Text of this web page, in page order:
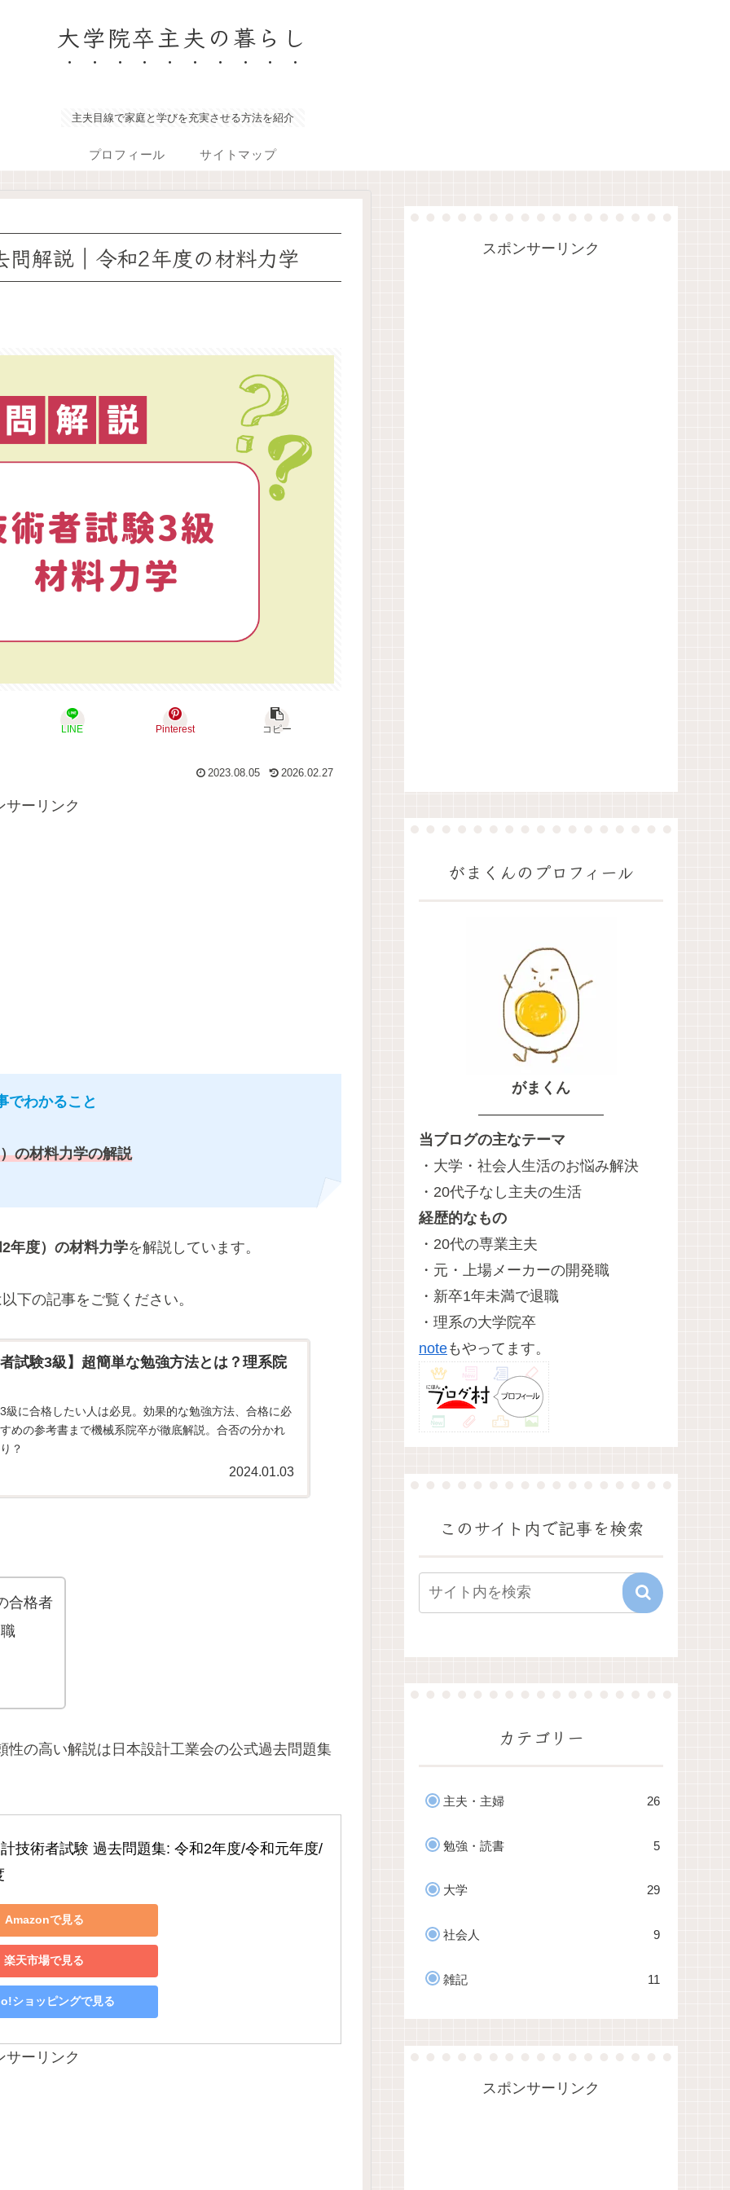
大学院卒主夫の暮らし
主夫目線で家庭と学びを充実させる方法を紹介
プロフィール サイトマップ
解説｜令和2年度の材料力学
LINE Pinterest コピー
2023.08.05 2026.02.27
サーリンク
でわかること
の材料力学の解説
年度）の材料力学を解説しています。
下の記事をご覧ください。
試験3級】超簡単な勉強方法とは？理系院
級に合格したい人は必見。効果的な勉強方法、合格に必
めの参考書まで機械系院卒が徹底解説。合否の分かれ
？
2024.01.03
合格者
の高い解説は日本設計工業会の公式過去問題集
技術者試験 過去問題集: 令和2年度/令和元年度/
Amazonで見る
楽天市場で見る
ショッピングで見る
サーリンク
スポンサーリンク
がまくんのプロフィール
がまくん
————————–
当ブログの主なテーマ
・大学・社会人生活のお悩み解決
・20代子なし主夫の生活
経歴的なもの
・20代の専業主夫
・元・上場メーカーの開発職
・新卒1年未満で退職
・理系の大学院卒
noteもやってます。
このサイト内で記事を検索
カテゴリー
主夫・主婦 26
勉強・読書 5
大学 29
社会人 9
雑記 11
スポンサーリンク